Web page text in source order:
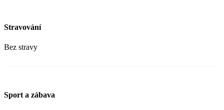
Stravování
Bez stravy
Sport a zábava